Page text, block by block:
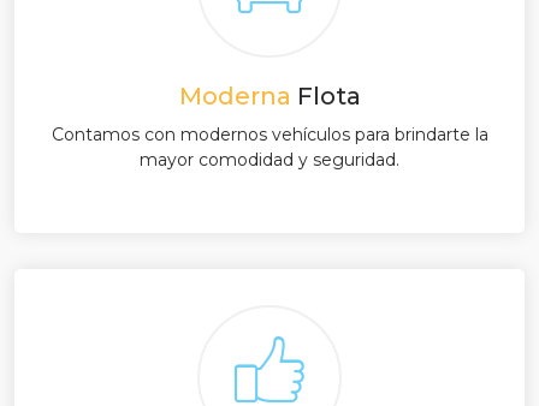
Moderna Flota
Contamos con modernos vehículos para brindarte la
mayor comodidad y seguridad.